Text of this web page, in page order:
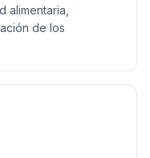
alimentaria,
de los